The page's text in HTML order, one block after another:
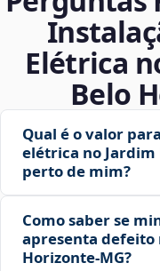
Elétrica
Belo
Qual é o valor
elétrica no Jardim
perto de mim?
Como saber se
apresenta defeito
Horizonte‑MG?